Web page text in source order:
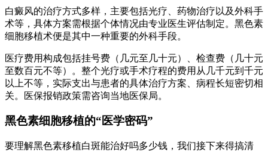
白癜风的治疗方式多样，主要包括光疗、药物治疗以及外科手
术等，具体方案需根据个体情况由专业医生评估制定。黑色素
细胞移植术便是其中一种重要的外科手段。
医疗费用构成包括挂号费（几元至几十元）、检查费（几十元
至数百元不等）。整个光疗或手术疗程的费用从几千元到千元
以上不等，实际支出与患者的具体治疗方案、病程长短密切相
关。医保报销政策需咨询当地医保局。
黑色素细胞移植的“医学密码”
要理解黑色素移植白斑能治好吗多少钱，我们接下来得搞清